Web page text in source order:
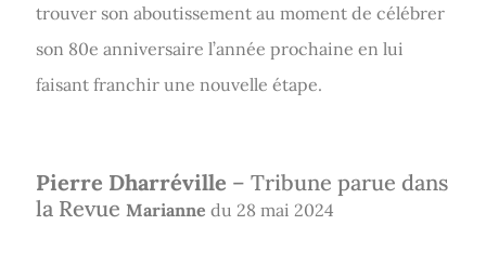
trouver son aboutissement au moment de célébrer
son 80e anniversaire l’année prochaine en lui
faisant franchir une nouvelle étape.
Pierre Dharréville – Tribune parue dans
la Revue Marianne du 28 mai 2024